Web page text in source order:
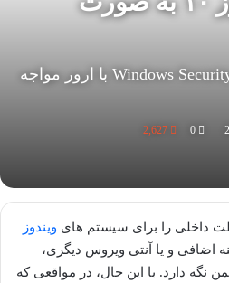
آیا هنگام ورود به بخش Windows Security با ارور مواجه
0
2,627
ویندوز
اضافی و یا آنتی ویروس دیگری،
نگه دارد. با این حال، در مواقعی که